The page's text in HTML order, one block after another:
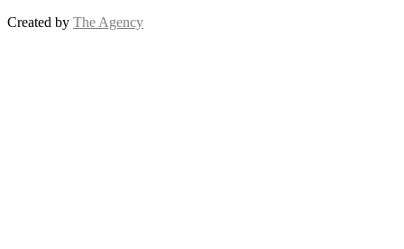
Created by The Agency